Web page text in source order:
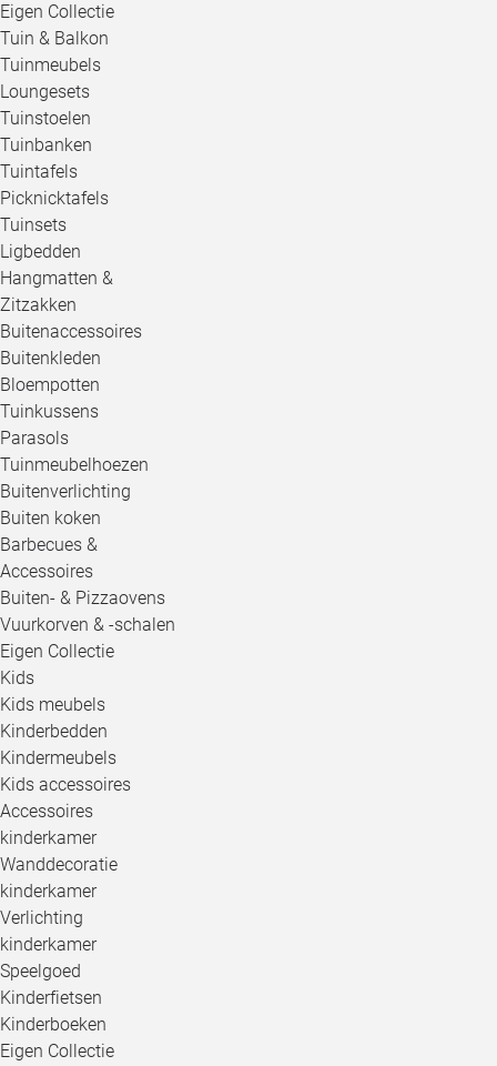
Eigen Collectie
Tuin & Balkon
Tuinmeubels
Loungesets
Tuinstoelen
Tuinbanken
Tuintafels
Picknicktafels
Tuinsets
Ligbedden
Hangmatten &
Zitzakken
Buitenaccessoires
Buitenkleden
Bloempotten
Tuinkussens
Parasols
Tuinmeubelhoezen
Buitenverlichting
Buiten koken
Barbecues &
Accessoires
Buiten- & Pizzaovens
Vuurkorven & -schalen
Eigen Collectie
Kids
Kids meubels
Kinderbedden
Kindermeubels
Kids accessoires
Accessoires
kinderkamer
Wanddecoratie
kinderkamer
Verlichting
kinderkamer
Speelgoed
Kinderfietsen
Kinderboeken
Eigen Collectie